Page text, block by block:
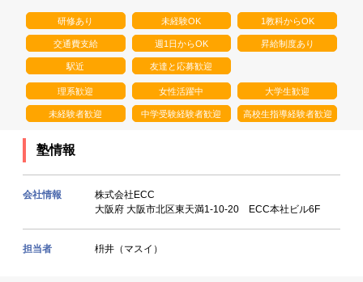
研修あり 未経験OK 1教科からOK
交通費支給 週1日からOK 昇給制度あり
駅近 友達と応募歓迎
理系歓迎 女性活躍中 大学生歓迎
未経験者歓迎 中学受験経験者歓迎 高校生指導経験者歓迎
塾情報
会社情報
株式会社ECC
大阪府 大阪市北区東天満1-10-20 ECC本社ビル6F
担当者 枡井（マスイ）